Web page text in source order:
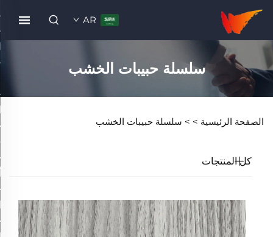
AR
سلسلة حبيبات الخشب
الصفحة الرئيسية > > سلسلة حبيبات الخشب
كل المنتجات